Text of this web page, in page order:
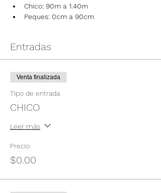
Chico: 90m a 1.40m
Peques: 0cm a 90cm
Entradas
Venta finalizada
Tipo de entrada
CHICO
Leer más
Precio
$0.00